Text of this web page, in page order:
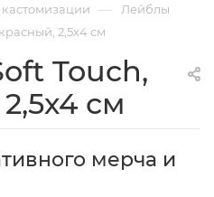
— Лейблы
2,5х4 см
Touch,
см
мерча и